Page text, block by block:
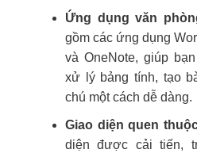
Ứng dụng văn
gồm các ứng dụng
và OneNote, giúp
xử lý bảng tính, tạo
chú một cách dễ dàng.
Giao diện quen
diện được cải tiến,